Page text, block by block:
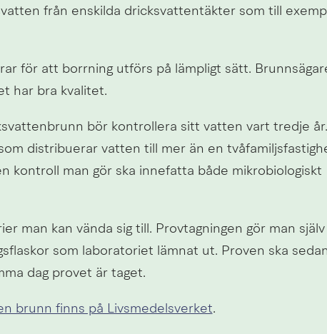
från enskilda dricksvattentäkter som till
för att borrning utförs på lämpligt sätt.
har bra kvalitet.
bör kontrollera sitt vatten vart tredje år.
distribuerar vatten till mer än en
kontroll man gör ska innefatta både mikrobiologiskt
man kan vända sig till. Provtagningen gör man själv
som laboratoriet lämnat ut. Proven ska sedan
dag provet är taget.
brunn finns på Livsmedelsverket.